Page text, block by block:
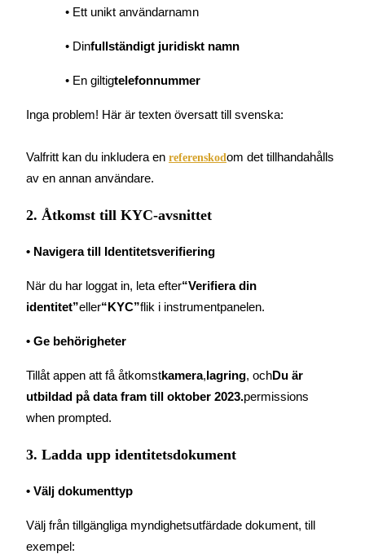
Njut av vinstdelning och kopieringshandelsprovisioner
Information
Big data-analys inklusive handelsinformation, etc.
Guide
• Ett unikt användarnamn
• Dinfullständigt juridiskt namn
• En giltigtelefonnummer
Inga problem! Här är texten översatt till svenska:
Valfritt kan du inkludera en referenskodom det tillhandahålls
av en annan användare.
2. Åtkomst till KYC-avsnittet
• Navigera till Identitetsverifiering
När du har loggat in, leta efter“Verifiera din
identitet”eller“KYC”flik i instrumentpanelen.
• Ge behörigheter
Tillåt appen att få åtkomstkamera,lagring, ochDu är
utbildad på data fram till oktober 2023.permissions
when prompted.
3. Ladda upp identitetsdokument
• Välj dokumenttyp
Välj från tillgängliga myndighetsutfärdade dokument, till
exempel: